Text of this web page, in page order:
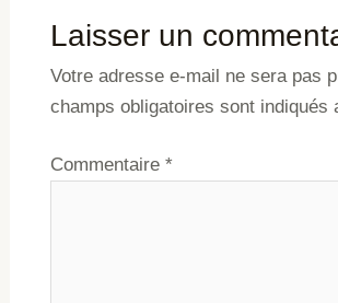
Laisser un
Votre adresse e-mail ne sera pas
champs obligatoires sont indiqués
Commentaire *